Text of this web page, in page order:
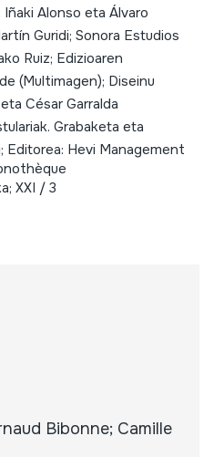
Alonso eta Álvaro
Guridi; Sonora Estudios
Ruiz; Edizioaren
(Multimagen); Diseinu
César Garralda
Grabaketa eta
Editorea: Hevi Management
XXI / 3